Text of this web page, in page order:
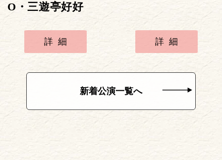
O・三遊亭好好
詳細 詳細
新着公演一覧へ